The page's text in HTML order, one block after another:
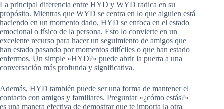
La principal diferencia entre HYD y WYD radica en su
propósito. Mientras que WYD se centra en lo que alguien está
haciendo en un momento dado, HYD se enfoca en el estado
emocional o físico de la persona. Esto lo convierte en un
excelente recurso para hacer un seguimiento de amigos que
han estado pasando por momentos difíciles o que han estado
enfermos. Un simple «HYD?» puede abrir la puerta a una
conversación más profunda y significativa.
Además, HYD también puede ser una forma de mantener el
contacto con amigos y familiares. Preguntar «¿cómo estás?»
es una manera efectiva de demostrar que te importa la otra